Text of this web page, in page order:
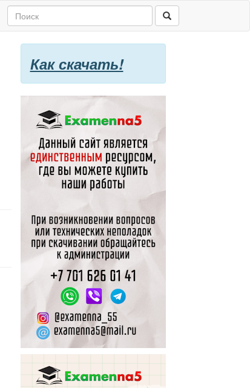
Как скачать!